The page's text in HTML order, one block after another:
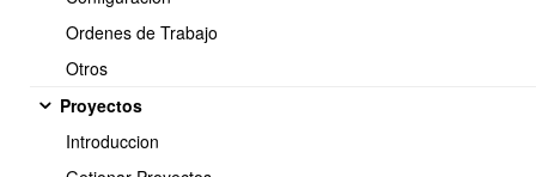
Ordenes de Trabajo
Otros
Proyectos
Introduccion